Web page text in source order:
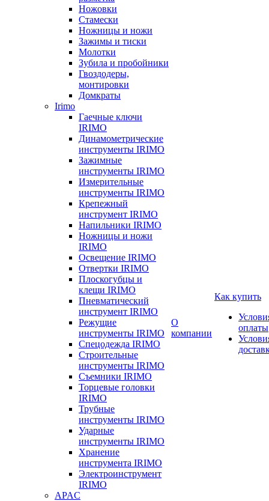
Ножовки
Стамески
Ножницы и ножи
Зажимы и тиски
Молотки
Зубила и пробойники
Гвоздодеры,
монтировки
Домкраты
Irimo
Гаечные ключи
IRIMO
Динамометрические
инструменты IRIMO
Зажимные
инструменты IRIMO
Измерительные
инструменты IRIMO
Крепежный
инструмент IRIMO
Напильники IRIMO
Ножницы и ножи
IRIMO
Освещение IRIMO
Отвертки IRIMO
Плоскогубцы и
клещи IRIMO
Пневматический
инструмент IRIMO
Режущие
инструменты IRIMO
Спецодежда IRIMO
Строительные
инструменты IRIMO
Съемники IRIMO
Торцевые головки
IRIMO
Трубные
инструменты IRIMO
Ударные
инструменты IRIMO
Хранение
инструмента IRIMO
Электроинструмент
IRIMO
APAC
О
компании
Как купить
оплаты